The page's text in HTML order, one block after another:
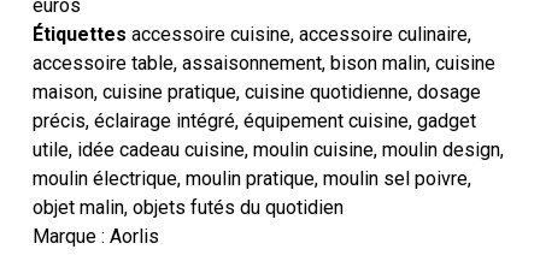
euros
Étiquettes accessoire cuisine, accessoire culinaire,
accessoire table, assaisonnement, bison malin, cuisine
maison, cuisine pratique, cuisine quotidienne, dosage
précis, éclairage intégré, équipement cuisine, gadget
utile, idée cadeau cuisine, moulin cuisine, moulin design,
moulin électrique, moulin pratique, moulin sel poivre,
objet malin, objets futés du quotidien
Marque : Aorlis